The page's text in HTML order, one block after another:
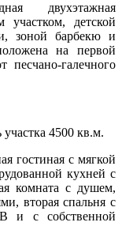
двухэтажная
детской
зоной барбекю и
на первой
галечного
4500 кв.м.
гостиная с мягкой
кухней с
комната с душем,
вторая спальня с
и с собственной